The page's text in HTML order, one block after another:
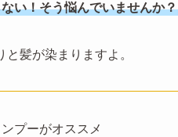
い！そう悩んでいませんか？
髪が染まりますよ。
プーがオススメ